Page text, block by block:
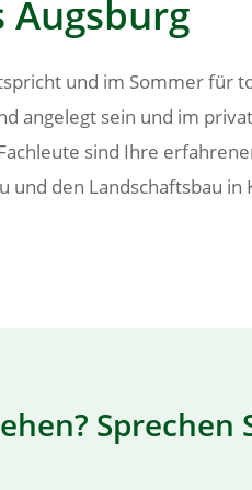
Augsburg
und im Sommer für
angelegt sein und im
sind Ihre
den Landschaftsbau